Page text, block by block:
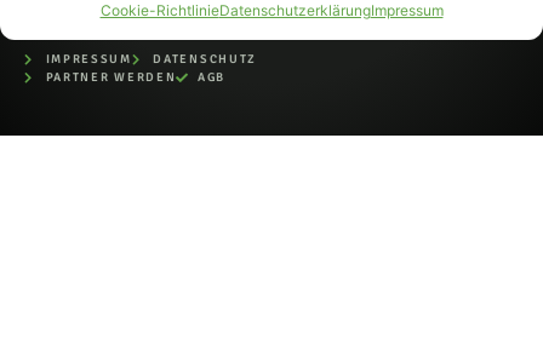
Cookie-RichtlinieDatenschutzerklärungImpressum
IMPRESSUM
DATENSCHUTZ
PARTNER WERDEN
AGB